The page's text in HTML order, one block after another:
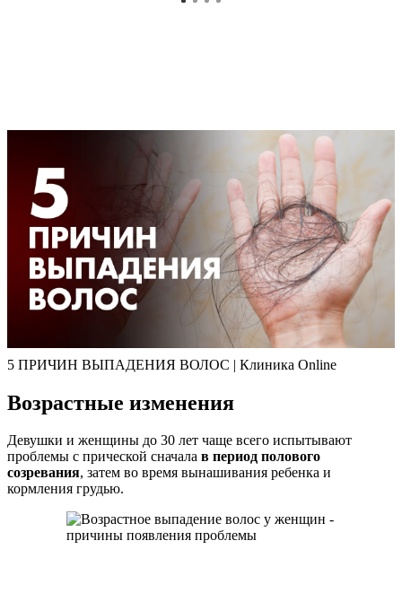
5 ПРИЧИН ВЫПАДЕНИЯ ВОЛОС | Клиника Online
Возрастные изменения
Девушки и женщины до 30 лет чаще всего испытывают
проблемы с прической сначала в период полового
созревания, затем во время вынашивания ребенка и
кормления грудью.